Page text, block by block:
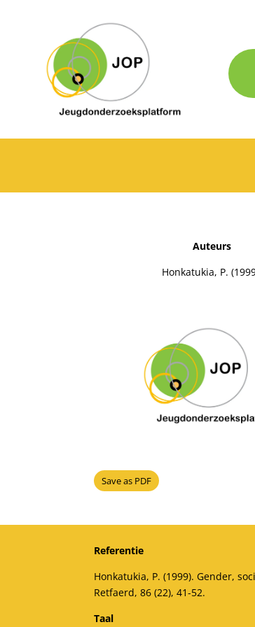
Auteurs
Honkatukia, P.
Save as PDF
Referentie
Honkatukia, P. (1999). Gender,
Retfaerd, 86 (22), 41-52.
Taal